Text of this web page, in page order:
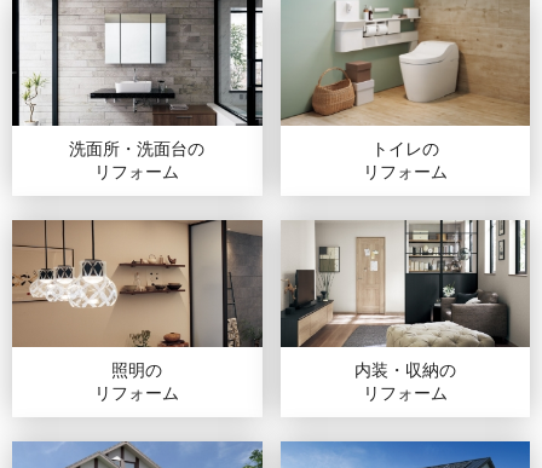
洗面所・洗面台の
リフォーム
トイレの
リフォーム
照明の
リフォーム
内装・収納の
リフォーム